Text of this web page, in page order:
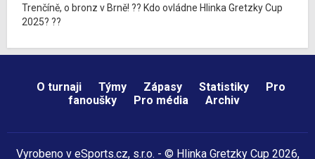
Trenčíně, o bronz v Brně! ?? Kdo ovládne Hlinka Gretzky Cup
2025? ??
O turnaji Týmy Zápasy Statistiky
Pro
fanoušky
Pro média Archiv
Vyrobeno v eSports.cz, s.r.o. - © Hlinka Gretzky Cup 2026,